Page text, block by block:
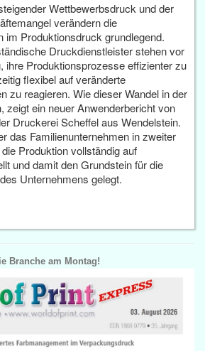
Wettbewerbsdruck und der
verändern die
im Produktionsdruck grundlegend.
Druckdienstleister stehen vor
ihre Produktionsprozesse effizienter zu
flexibel auf veränderte
zu reagieren. Wie dieser Wandel in der
zeigt ein neuer Anwenderbericht von
Druckerei Scheffel aus Wendelstein.
das Familienunternehmen in zweiter
Produktion vollständig auf
und damit den Grundstein für die
Unternehmens gelegt.
Branche am Montag!